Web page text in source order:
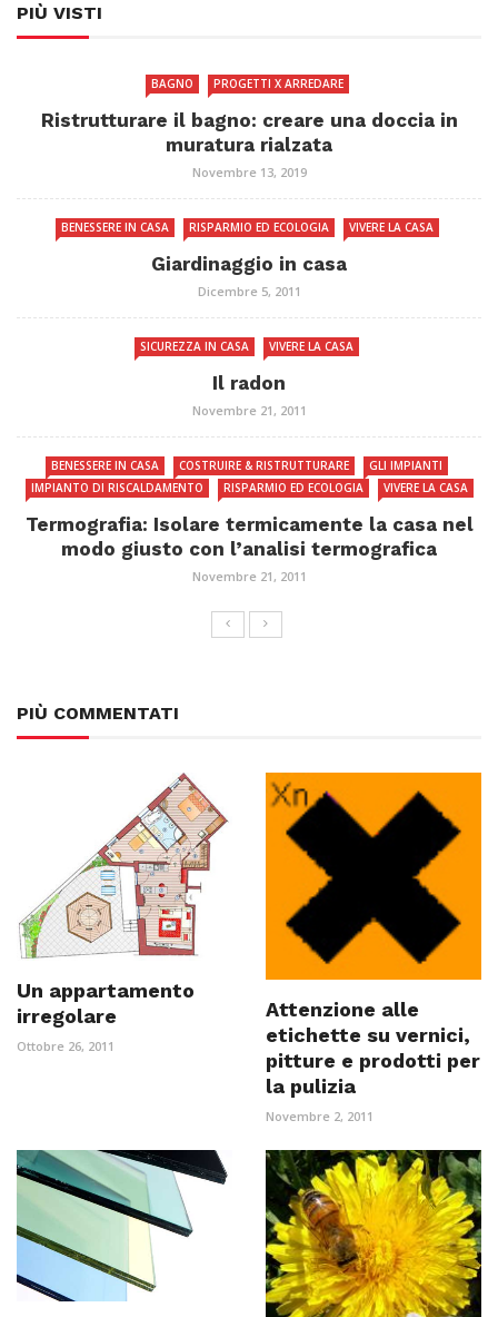
PIÙ VISTI
BAGNO PROGETTI X ARREDARE
Ristrutturare il bagno: creare una doccia in
muratura rialzata
Novembre 13, 2019
BENESSERE IN CASA RISPARMIO ED ECOLOGIA VIVERE LA CASA
Giardinaggio in casa
Dicembre 5, 2011
SICUREZZA IN CASA VIVERE LA CASA
Il radon
Novembre 21, 2011
BENESSERE IN CASA COSTRUIRE & RISTRUTTURARE
GLI IMPIANTI
IMPIANTO DI RISCALDAMENTO
RISPARMIO ED ECOLOGIA VIVERE LA CASA
Termografia: Isolare termicamente la casa nel
modo giusto con l’analisi termografica
Novembre 21, 2011
PIÙ COMMENTATI
Un appartamento
irregolare
Ottobre 26, 2011
Attenzione alle
etichette su vernici,
pitture e prodotti per
la pulizia
Novembre 2, 2011